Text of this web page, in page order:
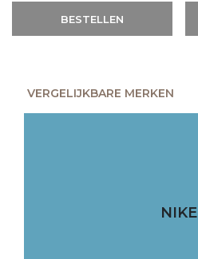
BESTELLEN
VERGELIJKBARE MERKEN
NIKE